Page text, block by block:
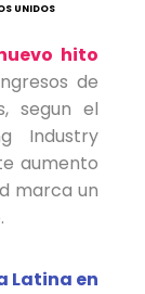
UNIDOS
hito
de
segun el
Industry
aumento
marca un
Latina en